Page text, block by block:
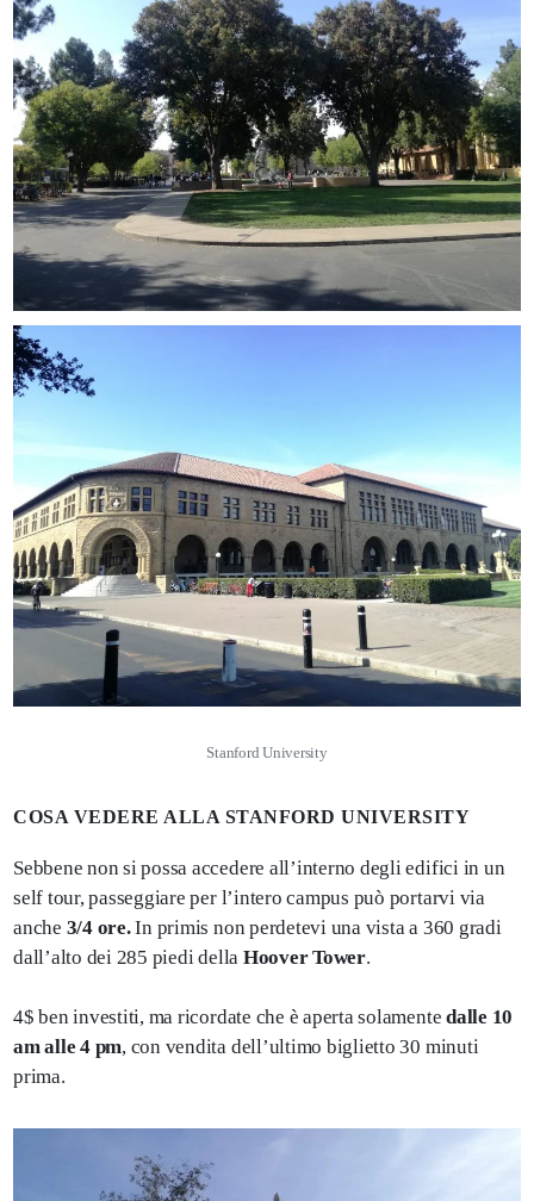
Stanford University
COSA VEDERE ALLA STANFORD UNIVERSITY
Sebbene non si possa accedere all’interno degli edifici in un
self tour, passeggiare per l’intero campus può portarvi via
anche 3/4 ore.In primis non perdetevi una vista a 360 gradi
dall’alto dei 285 piedi della Hoover Tower.
4$ ben investiti, ma ricordate che è aperta solamentedalle 10
am alle 4 pm, con vendita dell’ultimo biglietto 30 minuti
prima.